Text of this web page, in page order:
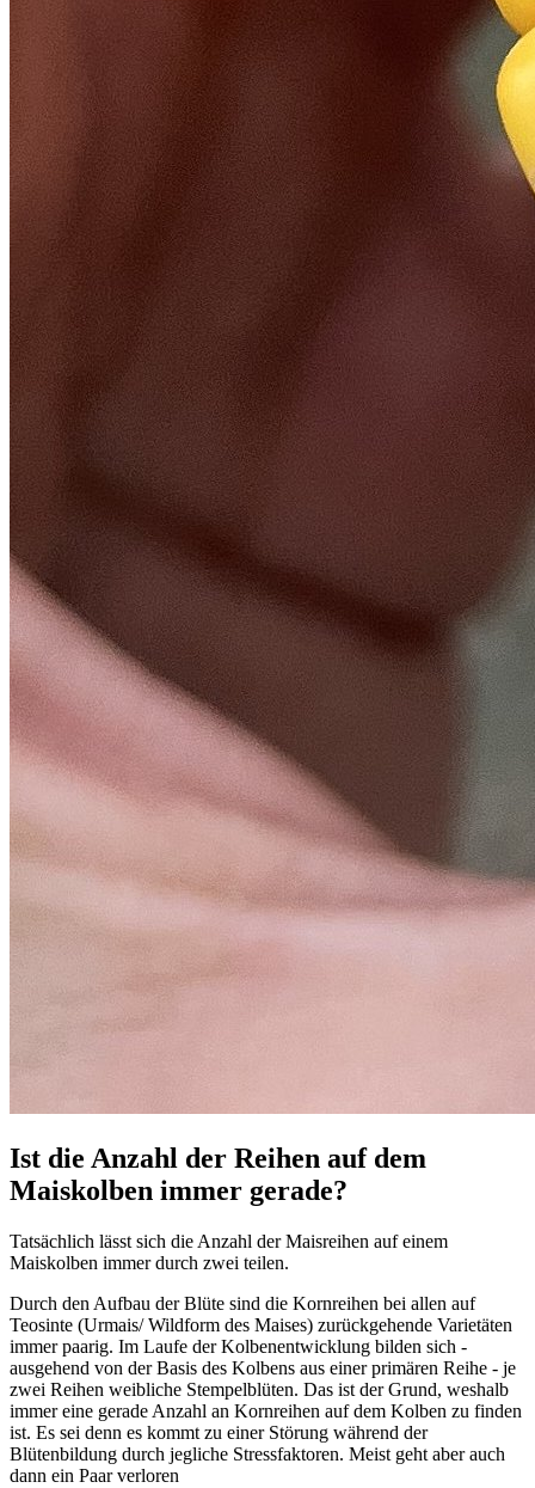
Ist die Anzahl der Reihen auf dem
Maiskolben immer gerade?
Tatsächlich lässt sich die Anzahl der Maisreihen auf einem
Maiskolben immer durch zwei teilen.
Durch den Aufbau der Blüte sind die Kornreihen bei allen auf
Teosinte (Urmais/ Wildform des Maises) zurückgehende Varietäten
immer paarig. Im Laufe der Kolbenentwicklung bilden sich -
ausgehend von der Basis des Kolbens aus einer primären Reihe - je
zwei Reihen weibliche Stempelblüten. Das ist der Grund, weshalb
immer eine gerade Anzahl an Kornreihen auf dem Kolben zu finden
ist. Es sei denn es kommt zu einer Störung während der
Blütenbildung durch jegliche Stressfaktoren. Meist geht aber auch
dann ein Paar verloren